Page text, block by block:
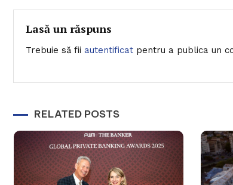
articole
Lasă un răspuns
Trebuie să fii autentificat pentru a publica un
RELATED POSTS